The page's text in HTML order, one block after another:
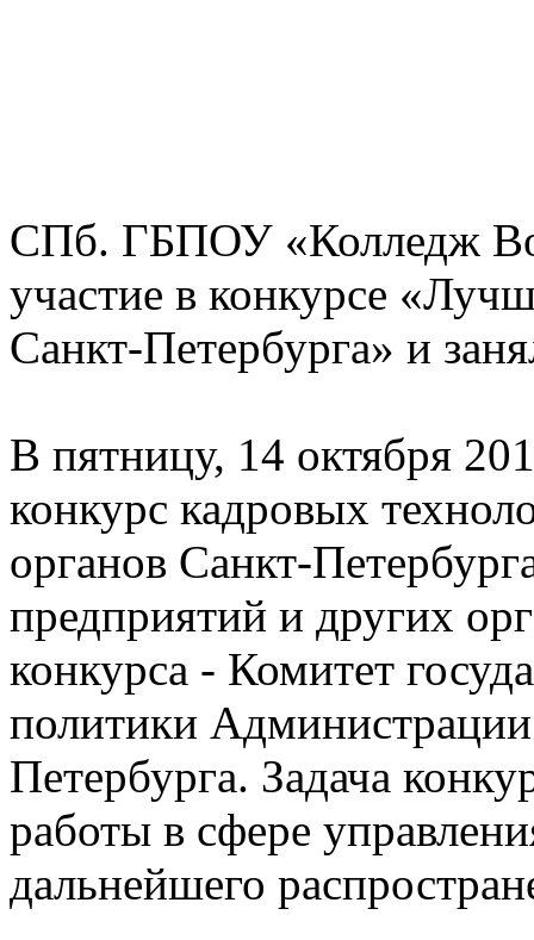
СПб. ГБПОУ «Колледж
участие в конкурсе
Санкт-Петербурга» и
В пятницу, 14 октября
конкурс кадровых
органов Санкт-
предприятий и других
конкурса - Комитет
политики
Петербурга. Задача
работы в сфере
дальнейшего